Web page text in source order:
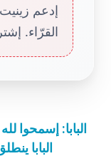
إدعم
القرّاء.
البابا: إسمحوا
البابا